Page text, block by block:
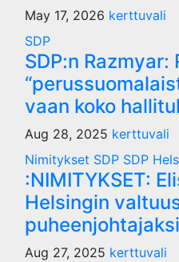
May 17, 2026 kerttuvali
SDP
SDP:n Razmyar:
vaan koko
Aug 28, 2025 kerttuvali
Nimitykset SDP SDP
:NIMITYKSET:
Helsingin
puheenjohtajaksi
Aug 27, 2025 kerttuvali